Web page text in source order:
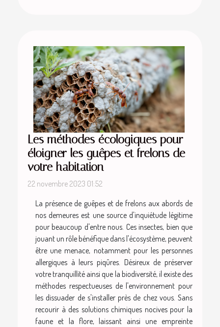
Les méthodes écologiques pour
éloigner les guêpes et frelons de
votre habitation
22 novembre 2023 01:52
La présence de guêpes et de frelons aux abords de
nos demeures est une source d'inquiétude légitime
pour beaucoup d'entre nous. Ces insectes, bien que
jouant un rôle bénéfique dans l'écosystème, peuvent
être une menace, notamment pour les personnes
allergiques à leurs piqûres. Désireux de préserver
votre tranquillité ainsi que la biodiversité, il existe des
méthodes respectueuses de l'environnement pour
les dissuader de s'installer près de chez vous. Sans
recourir à des solutions chimiques nocives pour la
faune et la flore, laissant ainsi une empreinte